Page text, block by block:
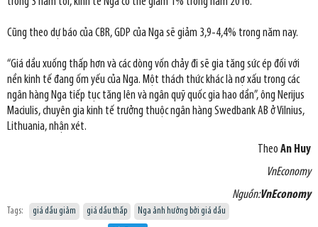
Cũng theo dự báo của CBR, GDP của Nga sẽ giảm 3,9-4,4% trong năm nay.
“Giá dầu xuống thấp hơn và các dòng vốn chảy đi sẽ gia tăng sức ép đối với
nền kinh tế đang ốm yếu của Nga. Một thách thức khác là nợ xấu trong các
ngân hàng Nga tiếp tục tăng lên và ngân quỹ quốc gia hao dần”, ông Nerijus
Maciulis, chuyên gia kinh tế trưởng thuộc ngân hàng Swedbank AB ở Vilnius,
Lithuania, nhận xét.
Theo An Huy
VnEconomy
Nguồn:VnEconomy
Tags: giá dầu giảm giá dầu thấp Nga ảnh hưởng bởi giá dầu